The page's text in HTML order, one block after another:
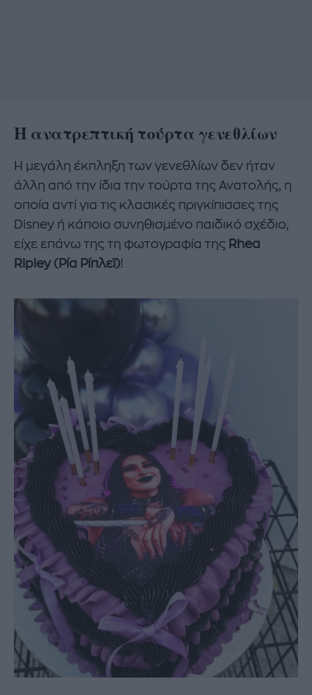
Η ανατρεπτική τούρτα γενεθλίων
Η μεγάλη έκπληξη των γενεθλίων δεν ήταν
άλλη από την ίδια την τούρτα της Ανατολής, η
οποία αντί για τις κλασικές πριγκίπισσες της
Disney ή κάποιο συνηθισμένο παιδικό σχέδιο,
είχε επάνω της τη φωτογραφία της Rhea
Ripley ( Ρία Ρίπλεϊ)!